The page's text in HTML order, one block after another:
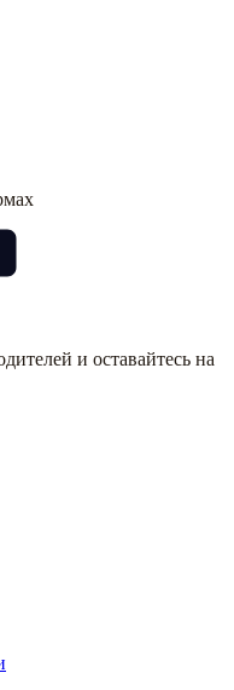
и оставайтесь на